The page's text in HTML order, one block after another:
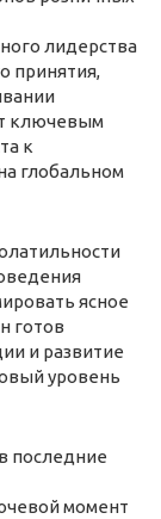
лидерства
принятия,
ключевым
к
глобальном
ясное
готов
и развитие
уровень
последние
момент